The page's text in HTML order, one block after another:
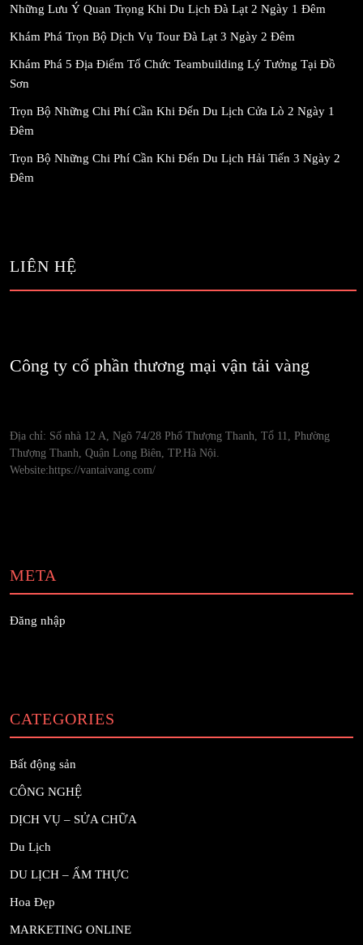
Những Lưu Ý Quan Trọng Khi Du Lịch Đà Lạt 2 Ngày 1 Đêm
Khám Phá Trọn Bộ Dịch Vụ Tour Đà Lạt 3 Ngày 2 Đêm
Khám Phá 5 Địa Điểm Tổ Chức Teambuilding Lý Tưởng Tại Đồ
Sơn
Trọn Bộ Những Chi Phí Cần Khi Đến Du Lịch Cửa Lò 2 Ngày 1
Đêm
Trọn Bộ Những Chi Phí Cần Khi Đến Du Lịch Hải Tiến 3 Ngày 2
Đêm
LIÊN HỆ
Công ty cổ phần thương mại vận tải vàng
Địa chỉ: Số nhà 12 A, Ngõ 74/28 Phố Thượng Thanh, Tổ 11, Phường
Thượng Thanh, Quận Long Biên, TP.Hà Nội.
Website:https://vantaivang.com/
META
Đăng nhập
CATEGORIES
Bất động sản
CÔNG NGHỆ
DỊCH VỤ – SỬA CHỮA
Du Lịch
DU LỊCH – ẨM THỰC
Hoa Đẹp
MARKETING ONLINE